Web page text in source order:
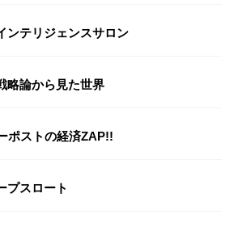
ンテリジェンスサロン
略論から見た世界
ポストの経済ZAP!!
プスロート